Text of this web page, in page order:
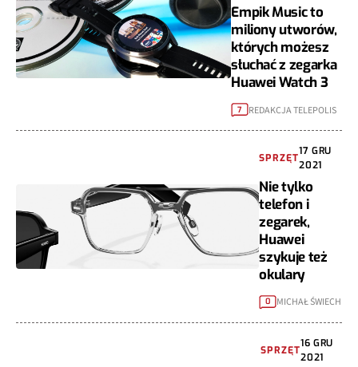
Empik Music to
miliony utworów,
których możesz
słuchać z zegarka
Huawei Watch 3
7 REDAKCJA TELEPOLIS
SPRZĘT
17 GRU
2021
Nie tylko
telefon i
zegarek,
Huawei
szykuje też
okulary
0 MICHAŁ ŚWIECH
SPRZĘT
16 GRU
2021